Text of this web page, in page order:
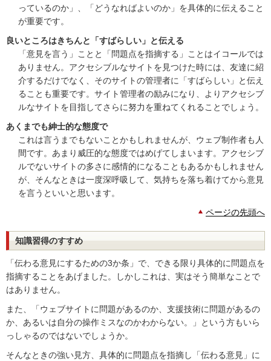
っているのか」、「どうなればよいのか」を具体的に伝えること
が重要です。
良いところはきちんと「すばらしい」と伝える
「意見を言う」ことと「問題点を指摘する」ことはイコールでは
ありません。アクセシブルなサイトを見つけた時には、友達に紹
介するだけでなく、そのサイトの管理者に「すばらしい」と伝え
ることも重要です。サイト管理者の励みになり、よりアクセシブ
ルなサイトを目指してさらに努力を重ねてくれることでしょう。
あくまでも紳士的な態度で
これは言うまでもないことかもしれませんが、ウェブ制作者も人
間です。あまり威圧的な態度ではめげてしまいます。アクセシブ
ルでないサイトの多さに感情的になることもあるかもしれません
が、そんなときは一度深呼吸して、気持ちを落ち着けてから意見
を言うといいと思います。
ページの先頭へ
知識習得のすすめ
「伝わる意見にするための3か条」で、できる限り具体的に問題点を
指摘することをあげました。しかしこれは、実はそう簡単なことで
はありません。
また、「ウェブサイトに問題があるのか、支援技術に問題があるの
か、あるいは自分の操作ミスなのかわからない。」という方もいら
っしゃるのではないでしょうか。
そんなときの強い見方、具体的に問題点を指摘し「伝わる意見」に